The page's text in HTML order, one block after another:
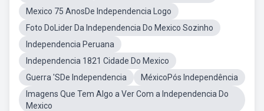
Mexico 75 AnosDe Independencia Logo
Foto DoLider Da Independencia Do Mexico Sozinho
Independencia Peruana
Independencia 1821 Cidade Do Mexico
Guerra 'SDe Independencia
MéxicoPós Independência
Imagens Que Tem Algo a Ver Com a Independencia Do
Mexico